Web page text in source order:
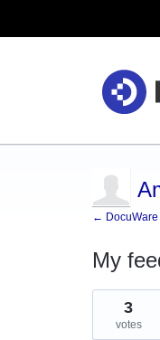
← DocuWare
My
10
results
found
3
votes